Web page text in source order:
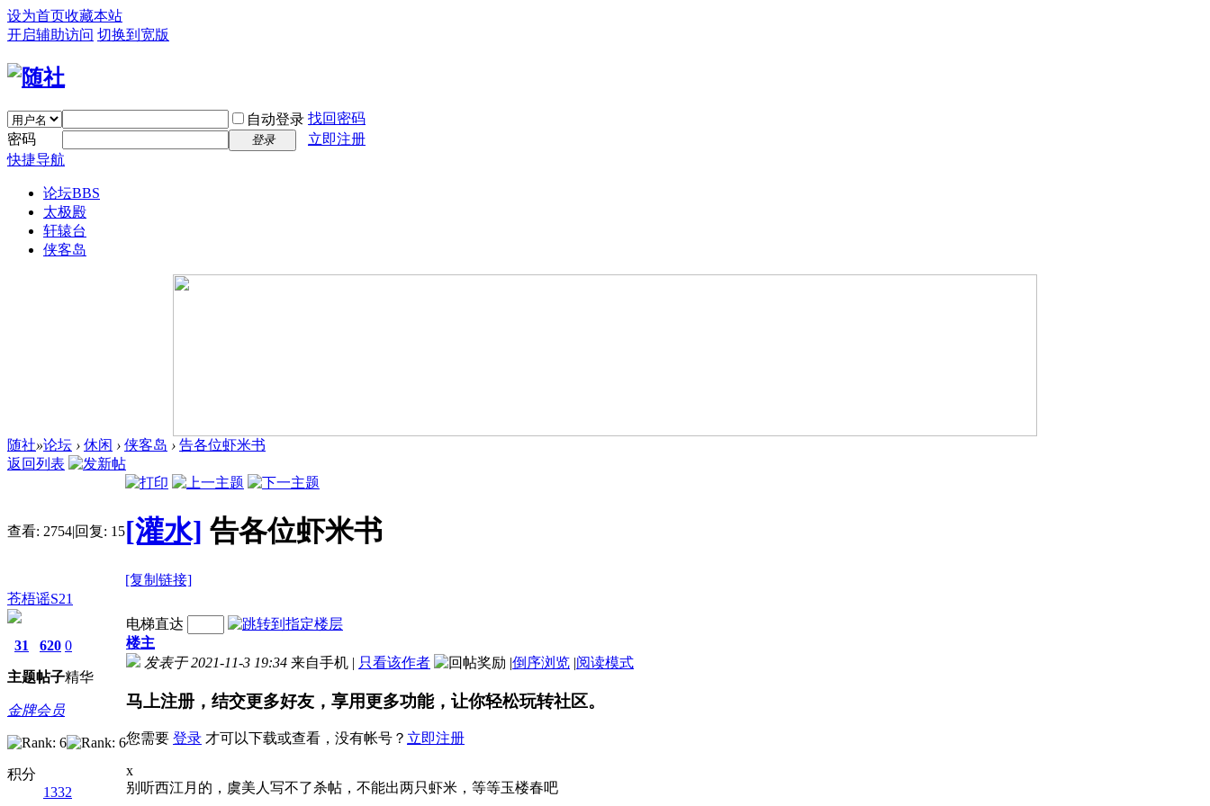
设为首页收藏本站
开启辅助访问 切换到宽版
自动登录 找回密码
密码
登录
立即注册
快捷导航
论坛BBS
太极殿
轩辕台
侠客岛
随社»论坛 › 休闲 › 侠客岛 › 告各位虾米书
返回列表
查看: 2754|回复: 15[灌水] 告各位虾米书
[复制链接]
苍梧谣S21
31
主题
620
帖子
0
精华
金牌会员
积分
1332
电梯直达
楼主
发表于 2021-11-3 19:34 来自手机 | 只看该作者 |倒序浏览 |阅读模式
马上注册，结交更多好友，享用更多功能，让你轻松玩转社区。
您需要 登录 才可以下载或查看，没有帐号？ 立即注册
x
别听西江月的，虞美人写不了杀帖，不能出两只虾米，等等玉楼春吧